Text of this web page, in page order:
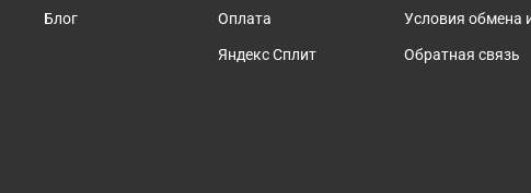
Блог
Оплата
Яндекс Сплит
Условия обмена
Обратная связь